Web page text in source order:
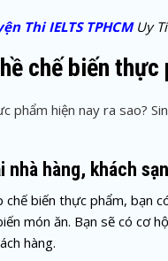
Thi IELTS TPHCMUy
chế biến thực
phẩm hiện nay ra sao?
hàng, khách sạn
biến thực phẩm, bạn
món ăn. Bạn sẽ có cơ
hàng.